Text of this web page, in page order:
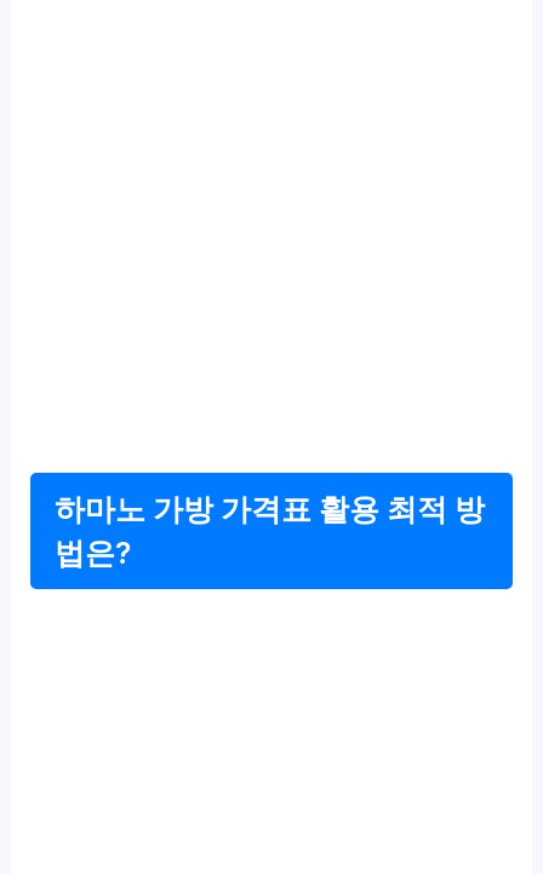
하마노 가방 가격표 활용 최적 방
법은?